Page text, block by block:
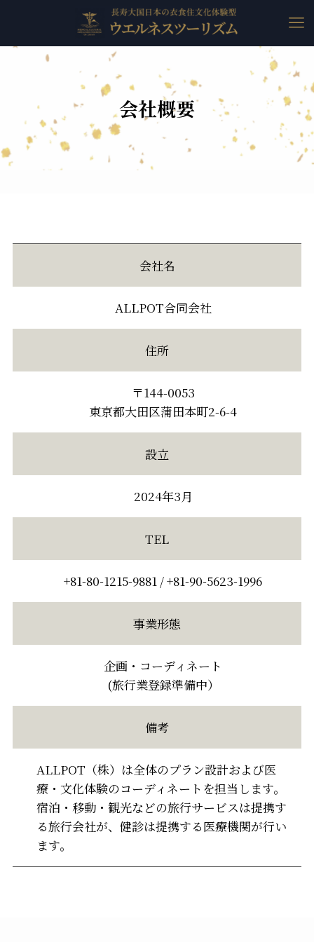
会社概要
会社名
ALLPOT合同会社
住所
〒144-0053
東京都大田区蒲田本町2-6-4
設立
2024年3月
TEL
+81-80-1215-9881 / +81-90-5623-1996
事業形態
企画・コーディネート
(旅行業登録準備中）
備考
ALLPOT（株）は全体のプラン設計および医
療・文化体験のコーディネートを担当します。
宿泊・移動・観光などの旅行サービスは提携す
る旅行会社が、健診は提携する医療機関が行い
ます。